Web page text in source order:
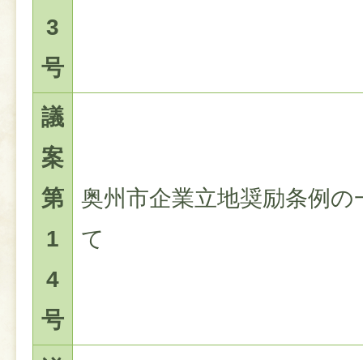
3
号
議
案
第
1
4
号
奥州市企業立地奨励条例
て